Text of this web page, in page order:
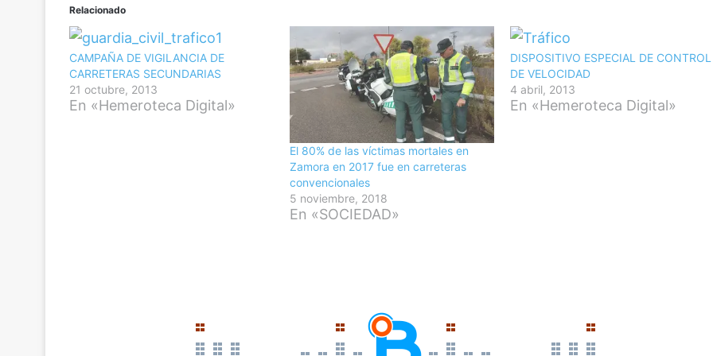
Relacionado
CAMPAÑA DE VIGILANCIA DE
CARRETERAS SECUNDARIAS
21 octubre, 2013
En «Hemeroteca Digital»
El 80% de las víctimas mortales en
Zamora en 2017 fue en carreteras
convencionales
5 noviembre, 2018
En «SOCIEDAD»
DISPOSITIVO ESPECIAL DE CONTROL
DE VELOCIDAD
4 abril, 2013
En «Hemeroteca Digital»